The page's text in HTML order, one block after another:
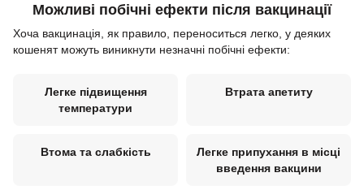
Можливі побічні ефекти після вакцинації
Хоча вакцинація, як правило, переноситься легко, у деяких
кошенят можуть виникнути незначні побічні ефекти:
Легке підвищення
температури
Втрата апетиту
Втома та слабкість
Легке припухання в місці
введення вакцини